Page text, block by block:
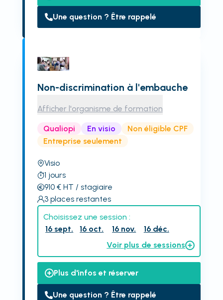
Une question ? Être rappelé
Non-discrimination à l'embauche
Afficher l'organisme de formation
Qualiopi En visio
Non éligible CPF
Entreprise seulement
Visio
1 jours
910€ HT / stagiaire
3 places restantes
Choisissez une session :
16 sept.
16 oct. 16 nov.
16 déc.
Voir plus de sessions
Plus d'infos et réserver
Une question ? Être rappelé